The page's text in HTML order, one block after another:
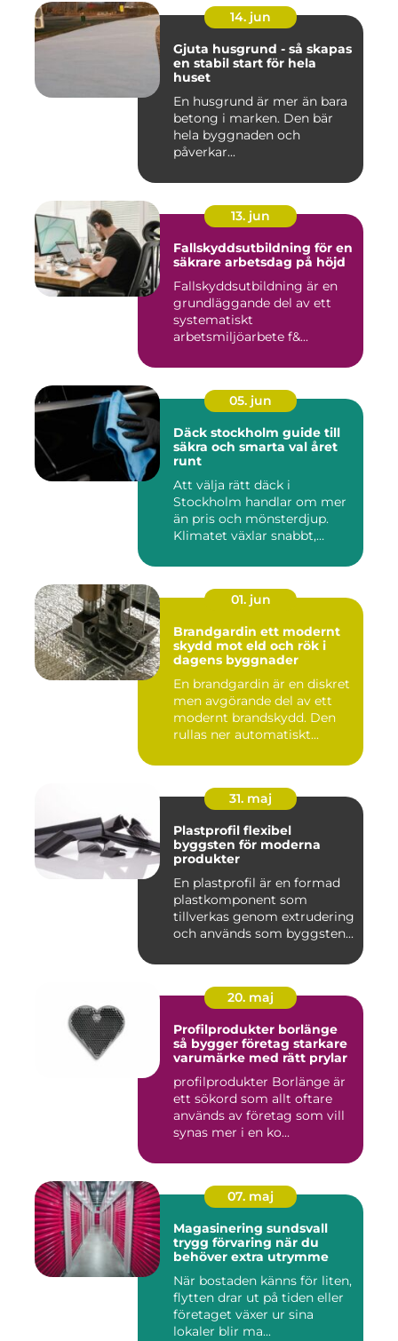
14. jun
Gjuta husgrund - så skapas
en stabil start för hela
huset
En husgrund är mer än bara
betong i marken. Den bär
hela byggnaden och
påverkar...
13. jun
Fallskyddsutbildning för en
säkrare arbetsdag på höjd
Fallskyddsutbildning är en
grundläggande del av ett
systematiskt
arbetsmiljöarbete f&...
05. jun
Däck stockholm guide till
säkra och smarta val året
runt
Att välja rätt däck i
Stockholm handlar om mer
än pris och mönsterdjup.
Klimatet växlar snabbt,
01. jun
Brandgardin ett modernt
skydd mot eld och rök i
dagens byggnader
En brandgardin är en diskret
men avgörande del av ett
modernt brandskydd. Den
rullas ner automatiskt...
31. maj
Plastprofil flexibel
byggsten för moderna
produkter
En plastprofil är en formad
plastkomponent som
tillverkas genom extrudering
och används som byggsten...
20. maj
Profilprodukter borlänge
så bygger företag starkare
varumärke med rätt prylar
profilprodukter Borlänge är
ett sökord som allt oftare
används av företag som vill
synas mer i en ko...
07. maj
Magasinering sundsvall
trygg förvaring när du
behöver extra utrymme
När bostaden känns för liten,
flytten drar ut på tiden eller
företaget växer ur sina
lokaler blir ma...